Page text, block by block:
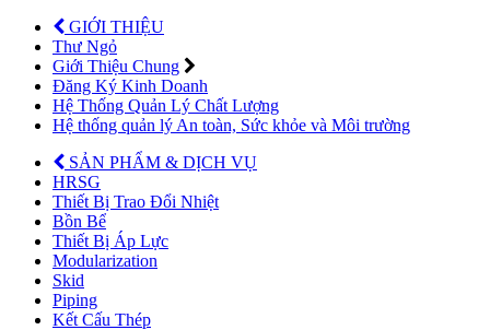
GIỚI THIỆU
Thư Ngỏ
Giới Thiệu Chung
Đăng Ký Kinh Doanh
Hệ Thống Quản Lý Chất Lượng
Hệ thống quản lý An toàn, Sức khỏe và Môi trường
SẢN PHẨM & DỊCH VỤ
HRSG
Thiết Bị Trao Đổi Nhiệt
Bồn Bể
Thiết Bị Áp Lực
Modularization
Skid
Piping
Kết Cấu Thép